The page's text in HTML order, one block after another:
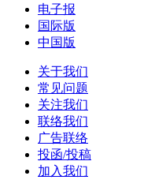
电子报
国际版
中国版
关于我们
常见问题
关注我们
联络我们
广告联络
投函/投稿
加入我们